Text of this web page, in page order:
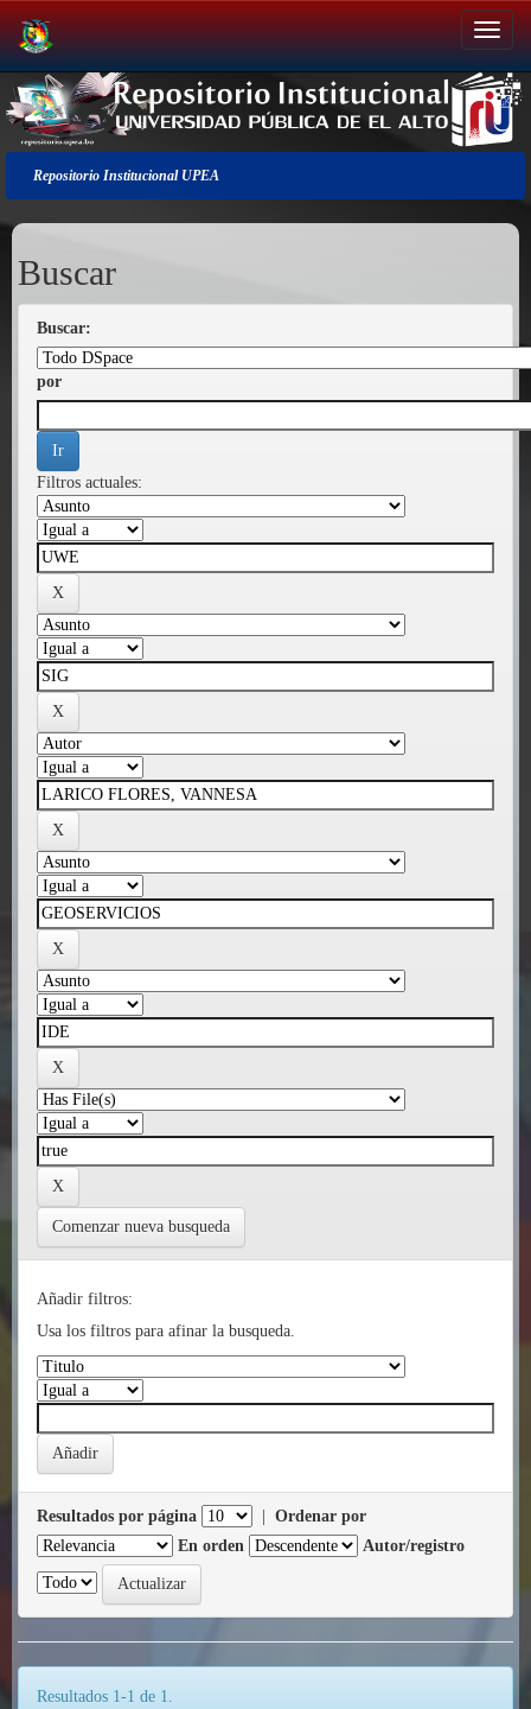
Salir
de
la
navegación
Repositorio Institucional UPEA
Buscar
Buscar:
por
Filtros actuales:
Comenzar nueva busqueda
Añadir filtros:
Usa los filtros para afinar la busqueda.
Resultados por página
Ordenar por
En orden
Autor/registro
Resultados 1-1 de 1.